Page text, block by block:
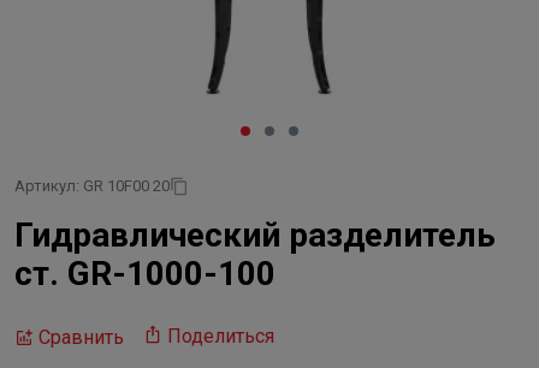
Артикул: GR 10F00 20
Гидравлический разделитель
ст. GR-1000-100
Сравнить Поделиться